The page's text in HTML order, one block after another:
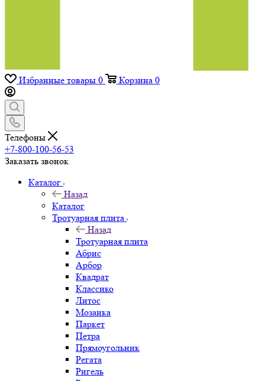
Избранные товары 0 Корзина 0
Телефоны
+7-800-100-56-53
Заказать звонок
Каталог
Назад
Каталог
Тротуарная плита
Назад
Тротуарная плита
Абрис
Арбор
Квадрат
Классико
Литос
Мозаика
Паркет
Петра
Прямоугольник
Регата
Ригель